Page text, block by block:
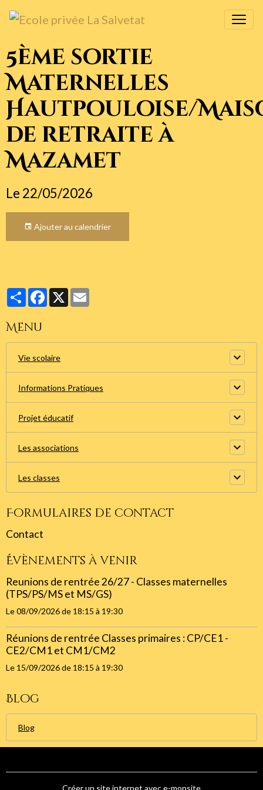
5ème sortie
Maternelles
Hautpouloise/
de retraite à
Mazamet
Le 22/05/2026
Ajouter au calendrier
PartagerFacebook
X
Menu
Vie scolaire
Informations Pratiques
Projet éducatif
Les associations
Les classes
Formulaires de contact
Contact
Évènements à venir
Reunions de rentrée 26/27 - Classes maternelles
(TPS/PS/MS et MS/GS)
Le 08/09/2026de 18:15 à 19:30
Réunions de rentrée Classes primaires : CP/CE1 -
CE2/CM1 et CM1/CM2
Le 15/09/2026de 18:15 à 19:30
Blog
Blog
Créer un site internet avec e-monsite